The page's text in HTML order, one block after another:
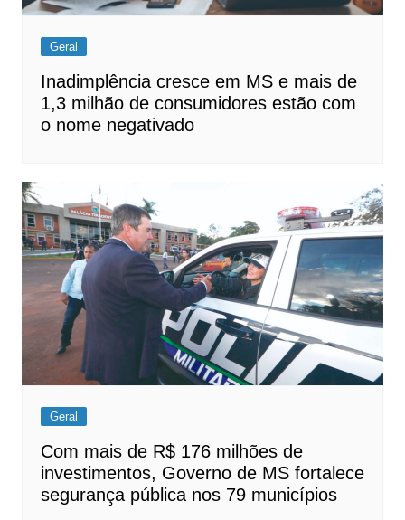
Geral
Inadimplência cresce em MS e mais de
1,3 milhão de consumidores estão com
o nome negativado
Geral
Com mais de R$ 176 milhões de
investimentos, Governo de MS fortalece
segurança pública nos 79 municípios